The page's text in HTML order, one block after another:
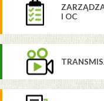
I OC